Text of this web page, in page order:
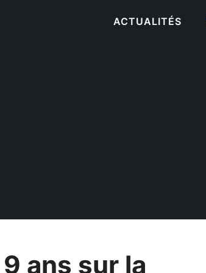
ACTUALITÉS
ans sur la